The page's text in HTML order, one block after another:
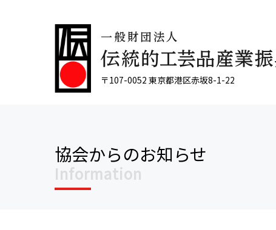
〒107-0052 東京都港区赤坂8-1-22
協会からのお知らせ
Information